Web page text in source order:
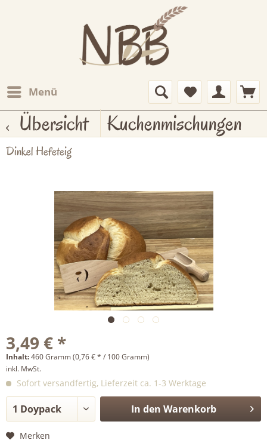
Menü
Übersicht Kuchenmischungen
Dinkel Hefeteig
3,49 € *
Inhalt:460 Gramm (0,76 € * / 100 Gramm)
inkl. MwSt.
Sofort versandfertig, Lieferzeit ca. 1-3 Werktage
In den Warenkorb
Merken